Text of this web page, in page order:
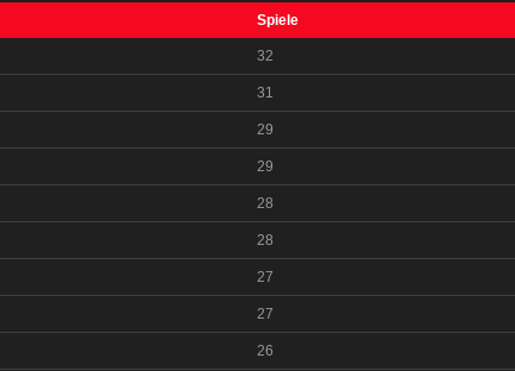
Spiele
32
31
29
29
28
28
27
27
26